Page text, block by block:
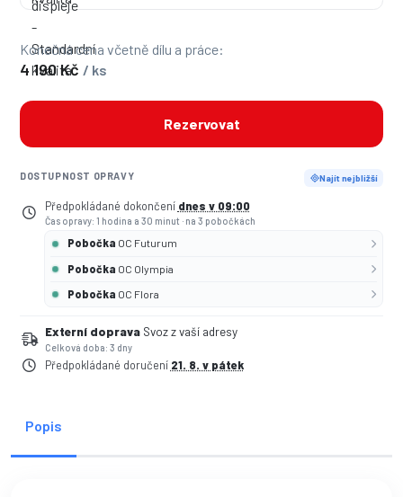
Konečná cena včetně dílu a práce:
4 190 Kč / ks
Rezervovat
DOSTUPNOST OPRAVY Najít nejbližší
Předpokládané dokončení dnes v 09:00
Čas opravy: 1 hodina a 30 minut · na 3 pobočkách
Pobočka OC Futurum
Pobočka OC Olympia
Pobočka OC Flora
Externí doprava Svoz z vaší adresy
Celková doba: 3 dny
Předpokládané doručení 21. 8. v pátek
Popis